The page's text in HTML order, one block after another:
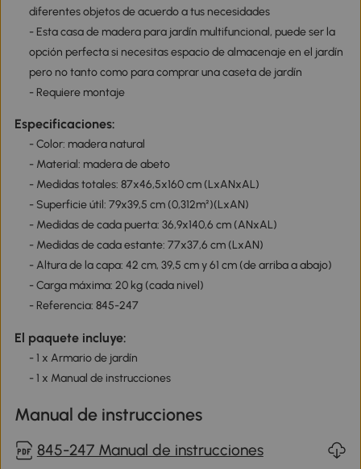
diferentes objetos de acuerdo a tus necesidades
- Esta casa de madera para jardín multifuncional, puede ser la
opción perfecta si necesitas espacio de almacenaje en el jardín
pero no tanto como para comprar una caseta de jardín
- Requiere montaje
Especificaciones:
- Color: madera natural
- Material: madera de abeto
- Medidas totales: 87x46,5x160 cm (LxANxAL)
- Superficie útil: 79x39,5 cm (0,312m²)(LxAN)
- Medidas de cada puerta: 36,9x140,6 cm (ANxAL)
- Medidas de cada estante: 77x37,6 cm (LxAN)
- Altura de la capa: 42 cm, 39,5 cm y 61 cm (de arriba a abajo)
- Carga máxima: 20 kg (cada nivel)
- Referencia: 845-247
El paquete incluye:
- 1 x Armario de jardín
- 1 x Manual de instrucciones
Manual de instrucciones
845-247 Manual de instrucciones